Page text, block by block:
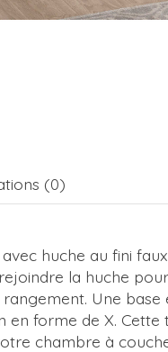
(0)
huche au fini
la huche
Une
en forme de X.
chambre à